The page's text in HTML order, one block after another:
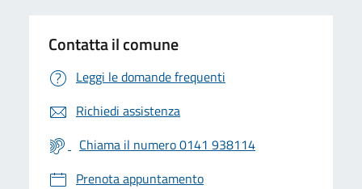
Contatta il comune
Leggi le domande frequenti
Richiedi assistenza
Chiama il numero 0141 938114
Prenota appuntamento